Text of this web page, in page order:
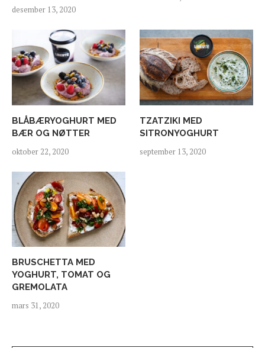
desember 13, 2020
BLÅBÆRYOGHURT MED
BÆR OG NØTTER
oktober 22, 2020
TZATZIKI MED
SITRONYOGHURT
september 13, 2020
BRUSCHETTA MED
YOGHURT, TOMAT OG
GREMOLATA
mars 31, 2020